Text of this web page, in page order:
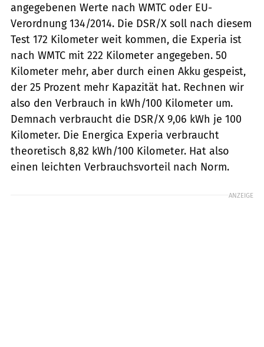
angegebenen Werte nach WMTC oder EU-
Verordnung 134/2014. Die DSR/X soll nach diesem
Test 172 Kilometer weit kommen, die Experia ist
nach WMTC mit 222 Kilometer angegeben. 50
Kilometer mehr, aber durch einen Akku gespeist,
der 25 Prozent mehr Kapazität hat. Rechnen wir
also den Verbrauch in kWh/100 Kilometer um.
Demnach verbraucht die DSR/X 9,06 kWh je 100
Kilometer. Die Energica Experia verbraucht
theoretisch 8,82 kWh/100 Kilometer. Hat also
einen leichten Verbrauchsvorteil nach Norm.
ANZEIGE